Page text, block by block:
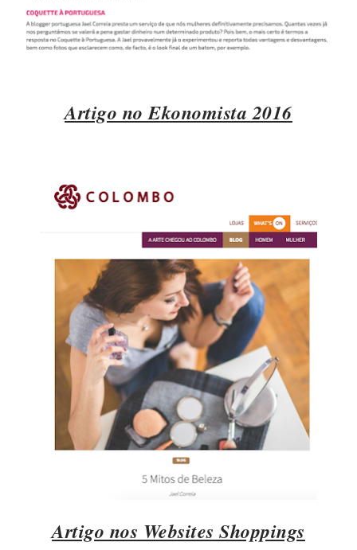
Artigo no Ekonomista 2016
Artigo nos Websites Shoppings